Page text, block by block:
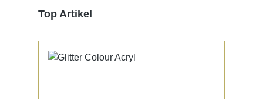
Produktgalerie überspringen
Top Artikel